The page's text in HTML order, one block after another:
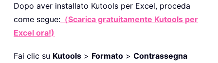
Dopo aver installato Kutools per Excel, proceda
come segue: （Scarica gratuitamente Kutools per
Excel ora!)
Fai clic su Kutools > Formato > Contrassegna